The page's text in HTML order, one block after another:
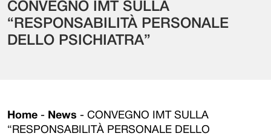
CONVEGNO IMT SULLA
“RESPONSABILITÀ PERSONALE
DELLO PSICHIATRA”
Home - News - CONVEGNO IMT SULLA
“RESPONSABILITÀ PERSONALE DELLO